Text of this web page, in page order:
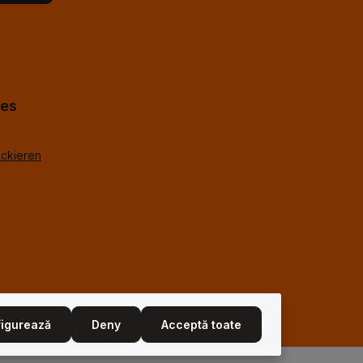
Deny Acceptă toate